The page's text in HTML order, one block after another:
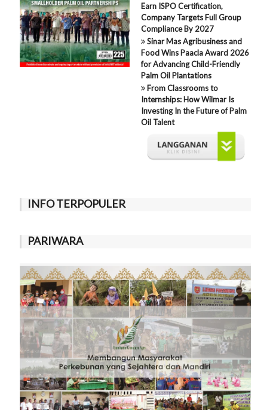
Earn ISPO Certification,
Company Targets Full Group
Compliance By 2027
Sinar Mas Agribusiness and
Food Wins Paacla Award 2026
for Advancing Child-Friendly
Palm Oil Plantations
From Classrooms to
Internships: How Wilmar Is
Investing In the Future of Palm
Oil Talent
INFO TERPOPULER
PARIWARA